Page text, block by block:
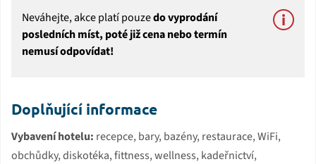
Neváhejte, akce platí pouzedo vyprodání
posledních míst, poté již cena nebo termín
nemusí odpovídat!
Doplňující informace
Vybavení hotelu: recepce, bary, bazény, restaurace, WiFi,
obchůdky, diskotéka, fittness, wellness, kadeřnictví,